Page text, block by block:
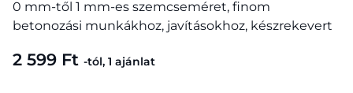
0 mm-től 1 mm-es szemcseméret, finom
betonozási munkákhoz, javításokhoz, készrekevert
2 599 Ft -tól, 1 ajánlat